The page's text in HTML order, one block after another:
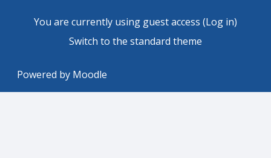
You are currently using guest access (Log in)
Switch to the standard theme
Powered by Moodle